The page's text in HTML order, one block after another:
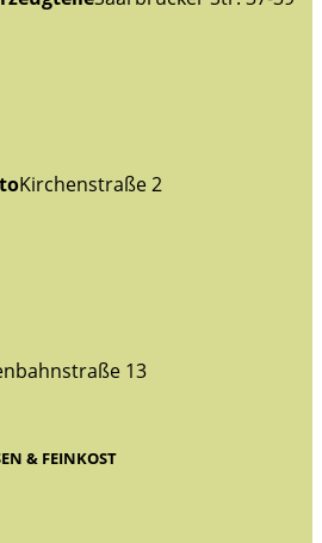
Kirchenstraße 2
13
& FEINKOST